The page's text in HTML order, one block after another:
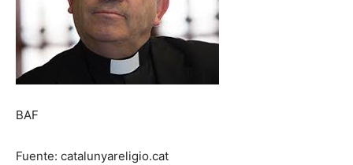
BAF
Fuente: catalunyareligio.cat